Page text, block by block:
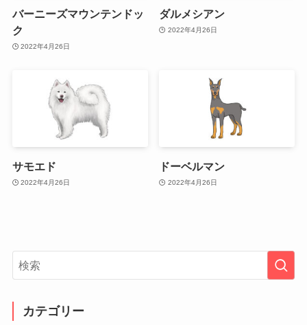
バーニーズマウンテンドッ
ク
2022年4月26日
ダルメシアン
2022年4月26日
サモエド
2022年4月26日
ドーベルマン
2022年4月26日
カテゴリー